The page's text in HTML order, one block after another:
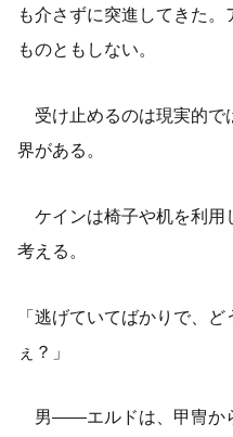
も介さずに突進してきた
ものともしない。
受け止めるのは現実的で
界がある。
ケインは椅子や机を利用
考える。
「逃げていてばかりで、
ぇ？」
男――エルドは、甲冑か